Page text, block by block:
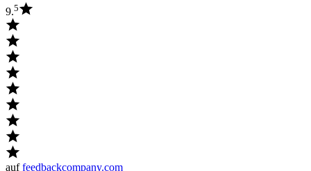
9.5
auffeedbackcompany.com